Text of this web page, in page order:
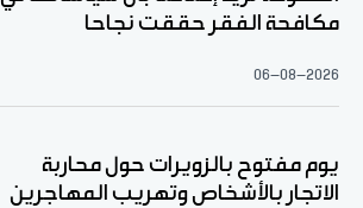
مكافحة الفقر حققت نجاحا
06-08-2026
يوم مفتوح بالزويرات حول محاربة
الاتجار بالأشخاص وتهريب المهاجرين